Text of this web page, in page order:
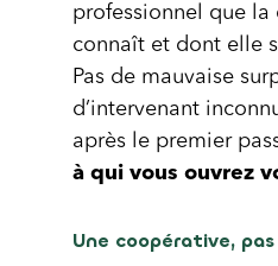
professionnel que la
connaît et dont elle
Pas de mauvaise
d’intervenant
après le premier
à qui vous ouvrez
Une coopérative,